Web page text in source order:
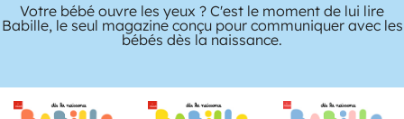
Votre bébé ouvre les yeux ? C'est le moment de lui lire
Babille, le seul magazine conçu pour communiquer avec les
bébés dès la naissance.